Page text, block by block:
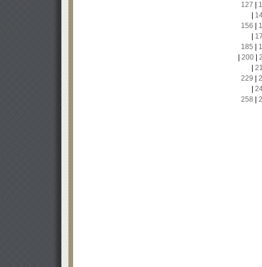
127
156
185
200|
229
258